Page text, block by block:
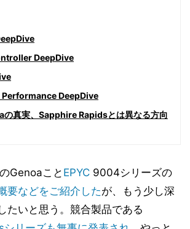
DeepDive
DeepDive
の真実、Sapphire Rapidsとは異なる方向
のGenoaこと EPYC 9004シリーズの
要などをご紹介したが、もう少し深
たいと思う。競合製品である